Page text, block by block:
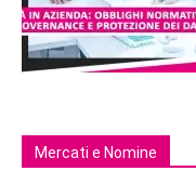
Mercati e Nomine